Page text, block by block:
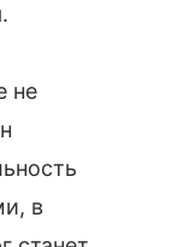
не
в